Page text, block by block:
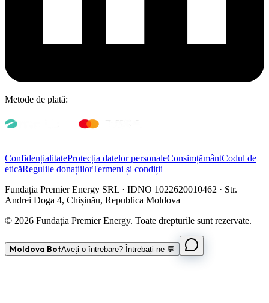
Metode de plată:
ConfidențialitateProtecția datelor personaleConsimțământCodul de
eticăRegulile donațiilorTermeni și condiții
Fundația Premier Energy SRL · IDNO 1022620010462 · Str.
Andrei Doga 4, Chișinău, Republica Moldova
© 2026 Fundația Premier Energy. Toate drepturile sunt rezervate.
Moldova BotAveți o întrebare? Întrebați-ne 💬